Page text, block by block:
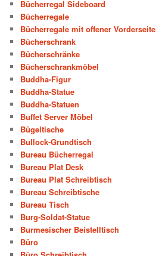
Bücherregal Sideboard
Bücherregale
Bücherregale mit offener Vorderseite
Bücherschrank
Bücherschränke
Bücherschrankmöbel
Buddha-Figur
Buddha-Statue
Buddha-Statuen
Buffet Server Möbel
Bügeltische
Bullock-Grundtisch
Bureau Bücherregal
Bureau Plat Desk
Bureau Plat Schreibtisch
Bureau Schreibtische
Bureau Tisch
Burg-Soldat-Statue
Burmesischer Beistelltisch
Büro